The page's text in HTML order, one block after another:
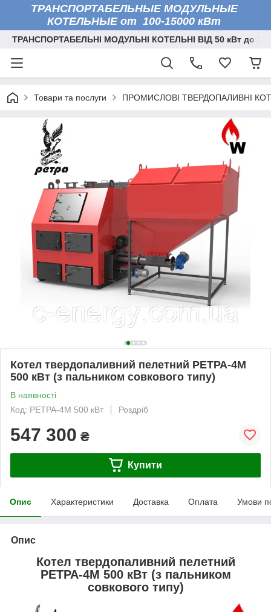
ТРАНСПОРТАБЕЛЬНЫЕ МОДУЛЬНЫЕ
КОТЕЛЬНЫЕ от 100-15000 кВт
ТРАНСПОРТАБЕЛЬНІ МОДУЛЬНІ КОТЕЛЬНІ ВІД 50 кВт до
Товари та послуги ПРОМИСЛОВІ ТВЕРДОПАЛИВНІ
Котел твердопаливний пелетний РЕТРА-4М
500 кВт (з пальником совкового типу)
В наявності
Код: РЕТРА-4М 500 кВт
Роздріб
547 300 ₴
Купити
Опис Характеристики Доставка Оплата Умови
Опис
Котел твердопаливний пелетний
РЕТРА-4М 500 кВт (з пальником
совкового типу)